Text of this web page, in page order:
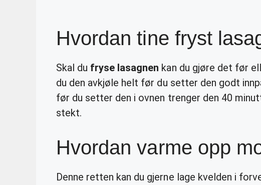
Hvordan tine fryst
Skal du fryse lasagnen kan du gjøre det før
du den avkjøle helt før du setter den godt
før du setter den i ovnen trenger den 40
stekt.
Hvordan varme opp
Denne retten kan du gjerne lage kvelden i